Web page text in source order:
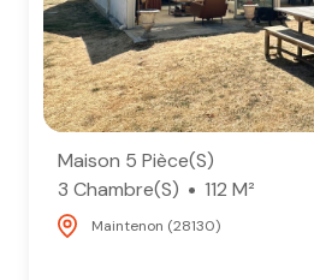
Maison 5 Pièce(s)
3 Chambre(s)
112 M²
Maintenon (28130)